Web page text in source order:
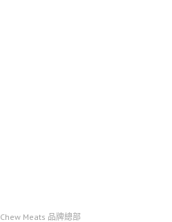
Meats 品牌總部